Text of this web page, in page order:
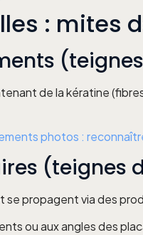
: mites
de la kératine
photos :
(teignes
se propagent via des
ou aux angles des